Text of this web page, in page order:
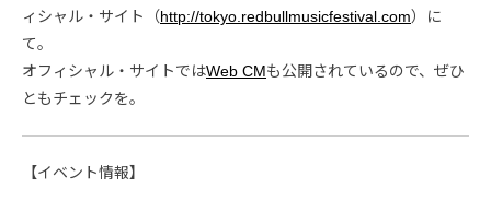
ィシャル・サイト（http://tokyo.redbullmusicfestival.com）に
て。
オフィシャル・サイトではWeb CMも公開されているので、ぜひ
ともチェックを。
【イベント情報】